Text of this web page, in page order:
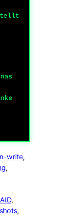
write